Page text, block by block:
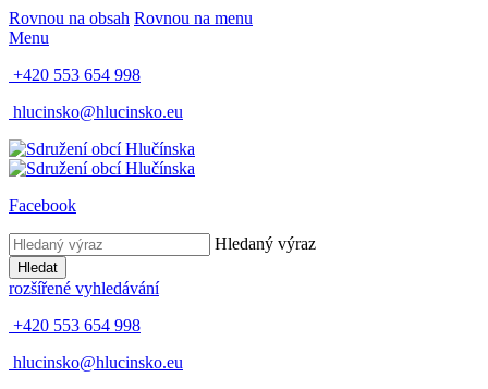
Rovnou na obsah Rovnou na menu
Menu
+420 553 654 998
hlucinsko@hlucinsko.eu
Facebook
Hledaný výraz
Hledat
rozšířené vyhledávání
+420 553 654 998
hlucinsko@hlucinsko.eu